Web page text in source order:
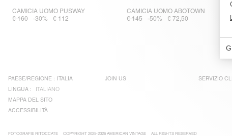
CAMICIA UOMO PUSWAY
€ 160
-30% € 112
CAMICIA UOMO ABOTOWN
€ 145
-50% € 72,50
PAESE/REGIONE : ITALIA
LINGUA :
ITALIANO
MAPPA DEL SITO
ACCESSIBILITÀ
JOIN US SERVIZIO
FOTOGRAFIE RITOCCATE COPYRIGHT 2025-2026 AMERICAN VINTAGE ALL RIGHTS RESERVED